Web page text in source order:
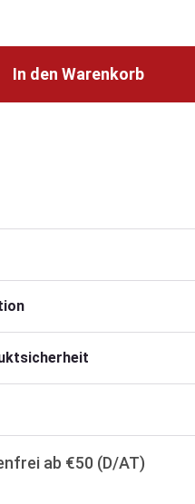
In den Warenkorb
ab €50 (D/AT)